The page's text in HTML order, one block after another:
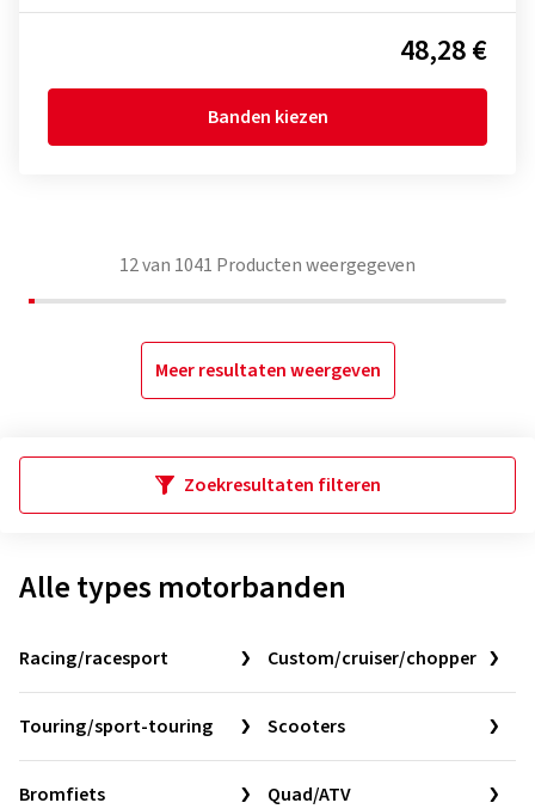
48,28 €
Banden kiezen
12van 1041 Producten weergegeven
Meer resultaten weergeven
Zoekresultaten filteren
Alle types motorbanden
Racing/racesport Custom/cruiser/chopper
Touring/sport-touring Scooters
Bromfiets Quad/ATV